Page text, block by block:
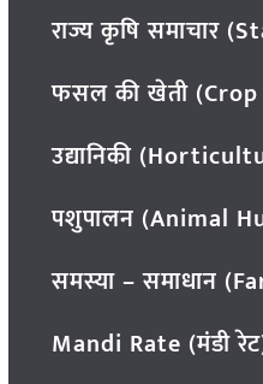
राज्य कृषि समाचार
फसल की खेती
उद्यानिकी
पशुपालन (Animal
समस्या – समाधान
Mandi Rate (मंडी